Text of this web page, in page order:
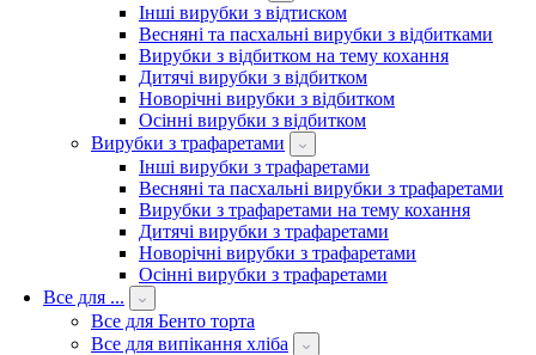
Інші вирубки з відтиском
Весняні та пасхальні вирубки з відбитками
Вирубки з відбитком на тему кохання
Дитячі вирубки з відбитком
Новорічні вирубки з відбитком
Осінні вирубки з відбитком
Вирубки з трафаретами
Інші вирубки з трафаретами
Весняні та пасхальні вирубки з трафаретами
Вирубки з трафаретами на тему кохання
Дитячі вирубки з трафаретами
Новорічні вирубки з трафаретами
Осінні вирубки з трафаретами
Все для ...
Все для Бенто торта
Все для випікання хліба